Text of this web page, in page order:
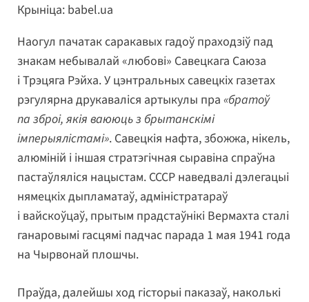
Крыніца: babel.ua
Наогул пачатак саракавых гадоў праходзіў пад
знакам небывалай «любові» Савецкага Саюза
і Трэцяга Рэйха. У цэнтральных савецкіх газетах
рэгулярна друкаваліся артыкулы пра «братоў
па зброі, якія ваююць з брытанскімі
імперыялістамі». Савецкія нафта, збожжа, нікель,
алюміній і іншая стратэгічная сыравіна спраўна
пастаўляліся нацыстам. СССР наведвалі дэлегацыі
нямецкіх дыпламатаў, адміністратараў
і вайскоўцаў, прытым прадстаўнікі Вермахта сталі
ганаровымі гасцямі падчас парада 1 мая 1941 года
на Чырвонай плошчы.
Праўда, далейшы ход гісторыі паказаў, наколькі